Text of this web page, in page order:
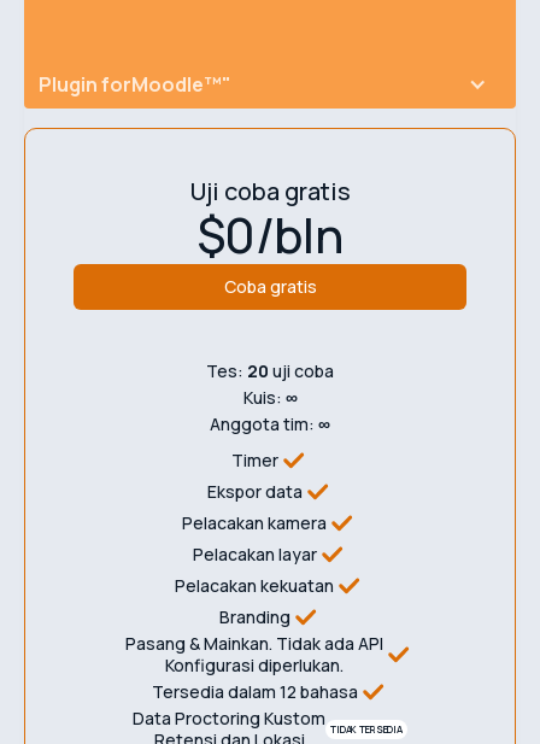
Plugin forMoodle™"
Uji coba gratis
$0/bln
Coba gratis
Tes: 20 uji coba
Kuis: ∞
Anggota tim: ∞
Timer
Ekspor data
Pelacakan kamera
Pelacakan layar
Pelacakan kekuatan
Branding
Pasang & Mainkan. Tidak ada API
Konfigurasi diperlukan.
Tersedia dalam 12 bahasa
Data Proctoring Kustom TIDAK TERSEDIA